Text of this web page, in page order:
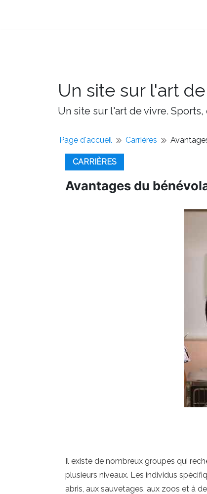
Un site sur l'art
Un site sur l'art de vivre.
Page d'accueil Carrières
CARRIÈRES
Avantages du
Il existe de nombreux groupes qui
plusieurs niveaux. Les individus
abris, aux sauvetages, aux zoos et à